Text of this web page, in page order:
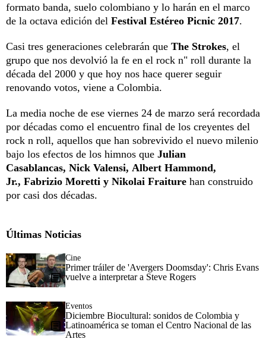
formato banda, suelo colombiano y lo harán en el marco
de la octava edición del Festival Estéreo Picnic 2017.
Casi tres generaciones celebrarán que The Strokes, el
grupo que nos devolvió la fe en el rock n" roll durante la
década del 2000 y que hoy nos hace querer seguir
renovando votos, viene a Colombia.
La media noche de ese viernes 24 de marzo será recordada
por décadas como el encuentro final de los creyentes del
rock n roll, aquellos que han sobrevivido el nuevo milenio
bajo los efectos de los himnos que Julian
Casablancas, Nick Valensi, Albert Hammond,
Jr., Fabrizio Moretti y Nikolai Fraiture han construido
por casi dos décadas.
Últimas Noticias
Cine
Primer tráiler de 'Avergers Doomsday': Chris Evans
vuelve a interpretar a Steve Rogers
Eventos
Diciembre Biocultural: sonidos de Colombia y
Latinoamérica se toman el Centro Nacional de las
Artes